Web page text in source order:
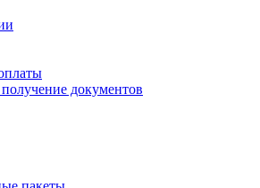
документов